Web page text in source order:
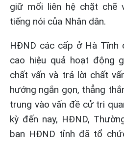
giữ mối liên hệ chặt chẽ
tiếng nói của Nhân dân.
HĐND các cấp ở Hà Tĩnh
cao hiệu quả hoạt động
chất vấn và trả lời chất
hướng ngắn gọn, thẳng
trung vào vấn đề cử tri
kỳ đến nay, HĐND,
ban HĐND tỉnh đã tổ